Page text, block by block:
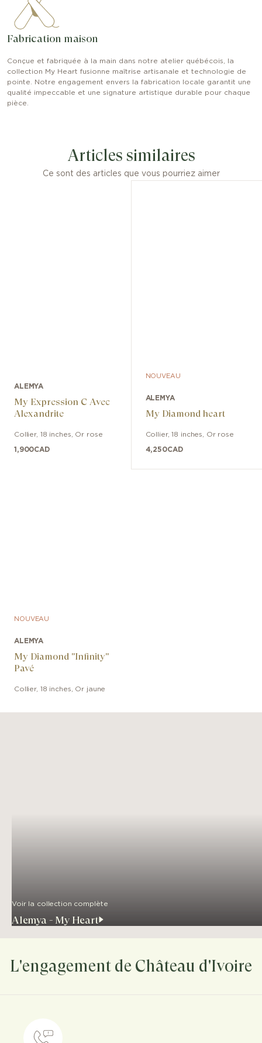
Fabrication maison
Conçue et fabriquée à la main dans notre atelier québécois, la
collection My Heart fusionne maîtrise artisanale et technologie de
pointe. Notre engagement envers la fabrication locale garantit une
qualité impeccable et une signature artistique durable pour chaque
pièce.
Articles similaires
Ce sont des articles que vous pourriez aimer
ALEMYA
My Expression C Avec
Alexandrite
Collier, 18 inches, Or rose
1,900CAD
NOUVEAU
ALEMYA
My Diamond heart
Collier,18 inches, Or rose
4,250CAD
NOUVEAU
ALEMYA
My Diamond "Infinity"
Pavé
Collier, 18 inches Or jaune
Voir la collection complète
Alemya - My Heart
L'engagement de Château d'Ivoire